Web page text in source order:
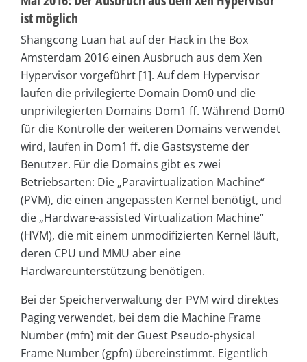
ist möglich
Shangcong Luan hat auf der Hack in the Box
Amsterdam 2016 einen Ausbruch aus dem Xen
Hypervisor vorgeführt [1]. Auf dem Hypervisor
laufen die privilegierte Domain Dom0 und die
unprivilegierten Domains Dom1 ff. Während Dom0
für die Kontrolle der weiteren Domains verwendet
wird, laufen in Dom1 ff. die Gastsysteme der
Benutzer. Für die Domains gibt es zwei
Betriebsarten: Die „Paravirtualization Machine“
(PVM), die einen angepassten Kernel benötigt, und
die „Hardware-assisted Virtualization Machine“
(HVM), die mit einem unmodifizierten Kernel läuft,
deren CPU und MMU aber eine
Hardwareunterstützung benötigen.
Bei der Speicherverwaltung der PVM wird direktes
Paging verwendet, bei dem die Machine Frame
Number (mfn) mit der Guest Pseudo-physical
Frame Number (gpfn) übereinstimmt. Eigentlich